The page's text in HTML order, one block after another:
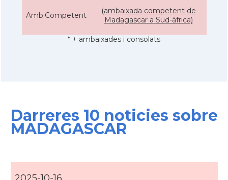
Amb.Competent
(ambaixada competent de
Madagascar a Sud-àfrica)
* + ambaixades i consolats
Darreres 10 noticies sobre
MADAGASCAR